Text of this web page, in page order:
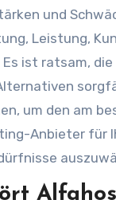
und
Leistung,
ist ratsam, die
um den am
Anbieter für